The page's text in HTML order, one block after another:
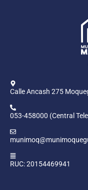
Calle Ancash 275
053-458000 (Central
RUC: 20154469941